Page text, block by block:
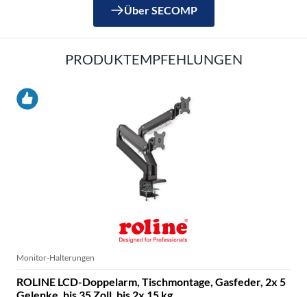
Über SECOMP
PRODUKTEMPFEHLUNGEN
Monitor-Halterungen
ROLINE LCD-Doppelarm, Tischmontage, Gasfeder, 2x 5